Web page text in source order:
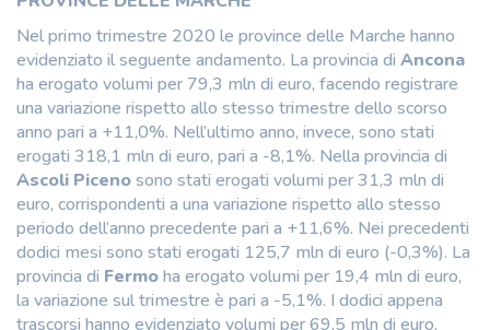
Nel primo trimestre 2020 le province delle Marche hanno
evidenziato il seguente andamento. La provincia di Ancona
ha erogato volumi per 79,3 mln di euro, facendo registrare
una variazione rispetto allo stesso trimestre dello scorso
anno pari a +11,0%. Nell’ultimo anno, invece, sono stati
erogati 318,1 mln di euro, pari a -8,1%. Nella provincia di
Ascoli Picenosono stati erogati volumi per 31,3 mln di
euro, corrispondenti a una variazione rispetto allo stesso
periodo dell’anno precedente pari a +11,6%. Nei precedenti
dodici mesi sono stati erogati 125,7 mln di euro (-0,3%). La
provincia di Fermoha erogato volumi per 19,4 mln di euro,
la variazione sul trimestre è pari a -5,1%. I dodici appena
trascorsi hanno evidenziato volumi per 69,5 mln di euro,